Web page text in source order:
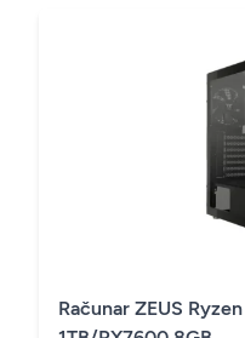
Računar ZEUS